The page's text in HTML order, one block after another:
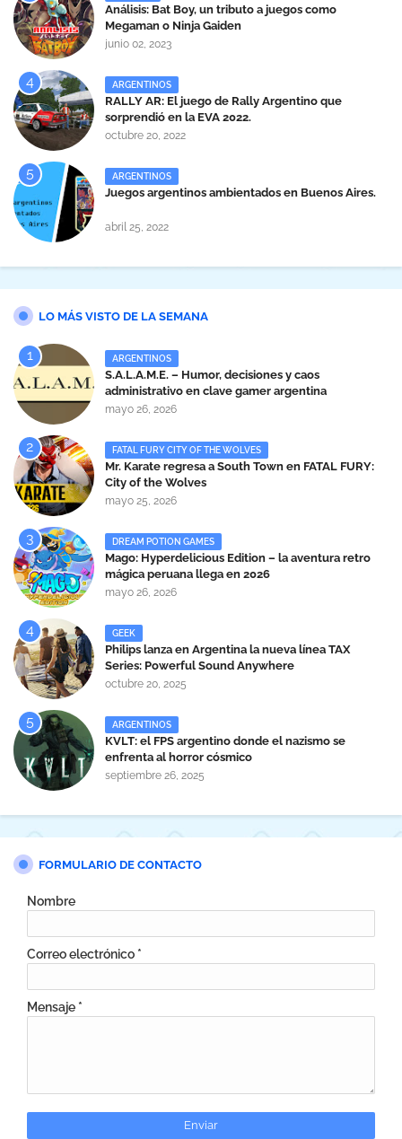
Análisis: Bat Boy, un tributo a juegos como
Megaman o Ninja Gaiden
junio 02, 2023
ARGENTINOS
RALLY AR: El juego de Rally Argentino que
sorprendió en la EVA 2022.
octubre 20, 2022
ARGENTINOS
Juegos argentinos ambientados en Buenos Aires.
abril 25, 2022
LO MÁS VISTO DE LA SEMANA
ARGENTINOS
S.A.L.A.M.E. – Humor, decisiones y caos
administrativo en clave gamer argentina
mayo 26, 2026
FATAL FURY CITY OF THE WOLVES
Mr. Karate regresa a South Town en FATAL FURY:
City of the Wolves
mayo 25, 2026
DREAM POTION GAMES
Mago: Hyperdelicious Edition – la aventura retro
mágica peruana llega en 2026
mayo 26, 2026
GEEK
Philips lanza en Argentina la nueva línea TAX
Series: Powerful Sound Anywhere
octubre 20, 2025
ARGENTINOS
KVLT: el FPS argentino donde el nazismo se
enfrenta al horror cósmico
septiembre 26, 2025
FORMULARIO DE CONTACTO
Nombre
Correo electrónico *
Mensaje *